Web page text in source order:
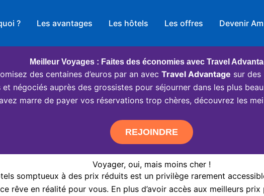
? Les avantages Les hôtels Les offres Devenir
Meilleur Voyages : Faites des économies avec Travel
des centaines d’euros par an avec Travel Advantage sur des
négociés auprès des grossistes pour séjourner dans les plus
marre de payer vos réservations trop chères, découvrez les
REJOINDRE
Voyager, oui, mais moins cher !
somptueux à des prix réduits est un privilège rarement
rêve en réalité pour vous. En plus d’avoir accès aux meilleurs